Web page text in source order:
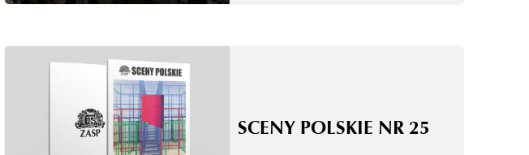
SCENY POLSKIE NR 25